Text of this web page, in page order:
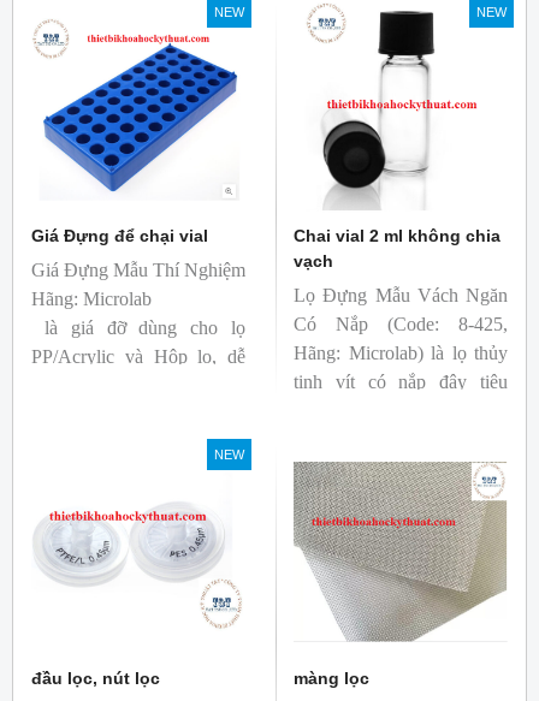
T&T phân phối độc quyền
NEW
Giá Đựng để chại vial
Giá Đựng Mẫu Thí Nghiệm
Hãng: Microlab
là giá đỡ dùng cho lọ
PP/Acrylic và Hộp lọ, dễ
NEW
Chai vial 2 ml không chia
vạch
Lọ Đựng Mẫu Vách Ngăn
Có Nắp (Code: 8-425,
Hãng: Microlab) là lọ thủy
tinh vít có nắp đậy tiêu
tích HPLC và GC. Tương
thích với Bộ lấy mẫu tự
động của Agilent,
Shimadzu và Waters.
NEW
đầu lọc, nút lọc màng lọc